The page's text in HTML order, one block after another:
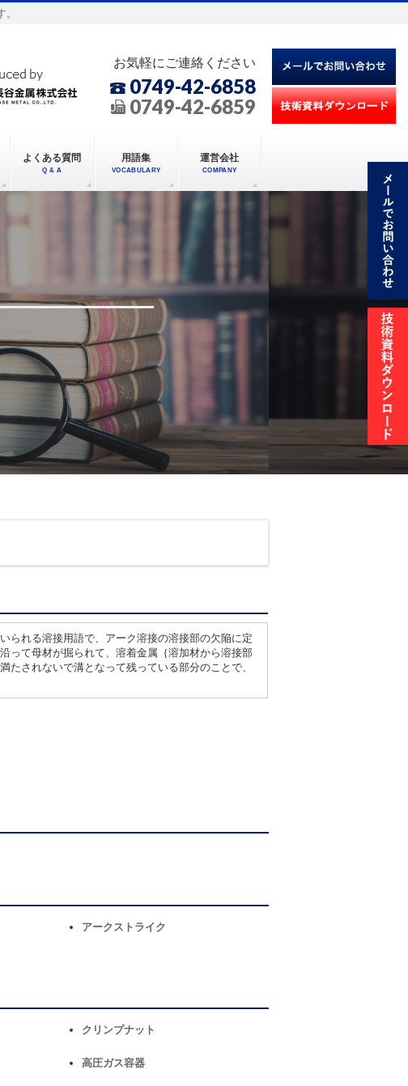
お気軽にご連絡ください
0749-42-6858
0749-42-6859
よくある質問
Q & A
用語集
VOCABULARY
運営会社
COMPANY
られる溶接用語で、アーク溶接の溶接部の欠陥に定
って母材が掘られて、溶着金属｛溶加材から溶接部
たされないで溝となって残っている部分のことで、
アークストライク
クリンプナット
高圧ガス容器